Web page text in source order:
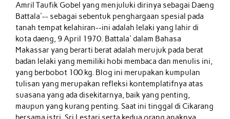
Amril Taufik Gobelyang menjuluki dirinya sebagai Daeng
Battala'-- sebagai sebentuk penghargaan spesial pada
tanah tempat kelahiran--ini adalah lelaki yang lahir di
kota daeng, 9 April 1970. Battala' dalam Bahasa
Makassar yang berarti berat adalah merujuk pada berat
badan lelaki yang memiliki hobi membaca dan menulis ini,
yang berbobot 100 kg. Blog ini merupakan kumpulan
tulisan yang merupakan refleksi kontemplatifnya atas
suasana yang ada disekitarnya, baik yang penting,
maupun yang kurang penting. Saat ini tinggal di Cikarang